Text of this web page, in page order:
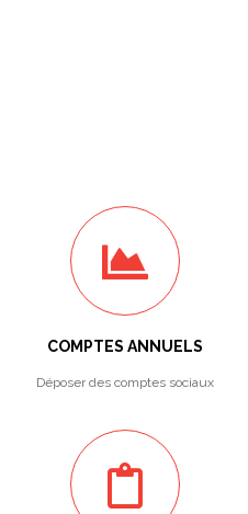
COMPTES ANNUELS
Déposer des comptes sociaux